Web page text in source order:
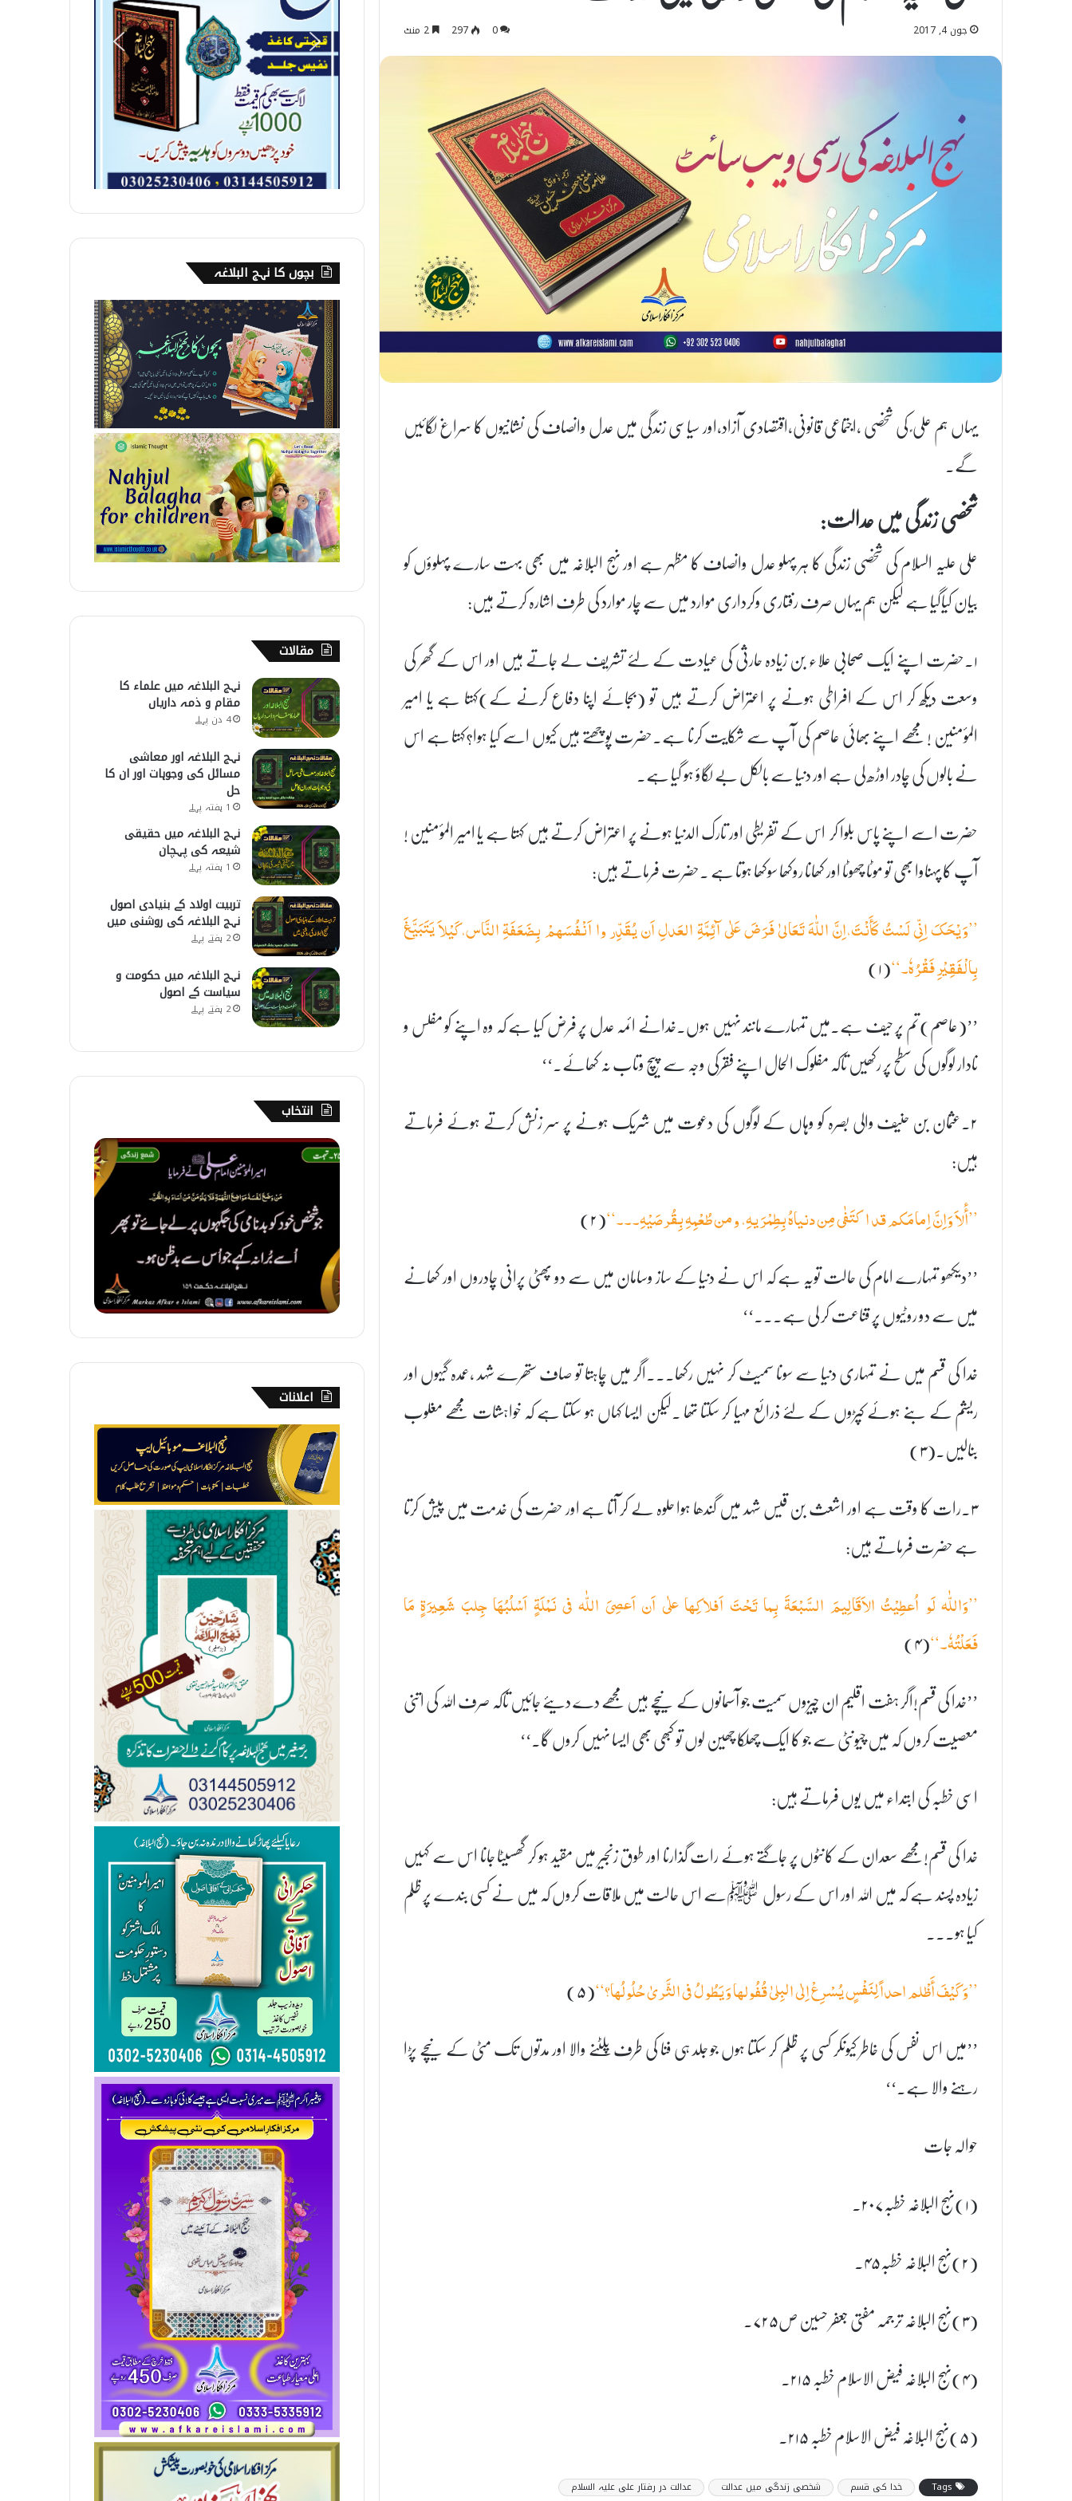
جون 4, 2017 0
297
یہاں ہم علی ؑ کی شخصی ،اجتماعی قانونی،اقتصادی آزاد،اور سیاسی زندگی میں عدل وانصاف کی نشانیوں کا سراغ لگائیں
گے۔
شخصی زندگی میں عدالت:
علی علیہ السلام کی شخصی زندگی کا ہر پہلو عدل وانصاف کا مظہر ہے اور نہج البلاغہ میں بھی بہت سارے پہلوؤں کو
بیان کیاگیا ہے لیکن ہم یہاں صرف رفتاری وکرداری موارد میں سے چار موارد کی طرف اشارہ کرتے ہیں:
۱۔حضرت اپنے ایک صحابی علاء بن زیادہ حارثی کی عیادت کے لئے تشریف لے جاتے ہیں اور اس کے گھر کی
وسعت دیکھ کر اس کے افراطی ہونے پر اعتراض کرتے ہیں تو (بجائے اپنا دفاع کرنے کے)کہتا ہے یا امیر
المؤمنین ! مجھے اپنے بھائی عاصم کی آپ سے شکایت کرنا ہے۔حضرت پوچھتے ہیں کیوں اسے کیا ہوا؟کہتا ہے اس
نے بالوں کی چادر اوڑھ لی ہے اور دنیا سے بالکل بے لگاؤ ہو گیا ہے۔
حضرت اسے اپنے پاس بلوا کر اس کے تفریطی اور تارک الدنیا ہونے پر اعتراض کرتے ہیں کہتا ہے یا امیر المؤمنین !
آپ کا پہناوا بھی تو موٹا چھوٹا اور کھانا روکھا سوکھا ہوتا ہے ۔حضرت فرماتے ہیں:
’’وَیْحَکَ اِنِّی لَسْتُ کَأَنْتَ،اِنَّ اللّٰہَ تَعَالیٰ فَرَضَ عَلٰی آئِمَّۃِ العَدلِ اَن یُقَدِّر وا اَنْفُسَھمْ بِضَعَفَۃِ النَّاس،کَیْلاَ یَتَبَیَّغَ
بِالْفَقِیْرِ فَقْرُہٗ۔‘‘(۱)
’’(عاصم)تم پر حیف ہے۔میں تمہارے مانند نہیں ہوں۔خدانے ائمہ عدل پر فرض کیا ہے کہ وہ اپنے کو مفلس و
نادار لوگوں کی سطح پر رکھیں تاکہ مفلوک الحال اپنے فقرکی وجہ سے پیچ وتاب نہ کھائے۔‘‘
۲۔عثمان بن حنیف والی بصرہ کو وہاں کے لوگوں کی دعوت میں شریک ہونے پر سر زنش کرتے ہوئے فرماتے
ہیں:
’’أٔلاَ وَاِنَّ اِمامَکم قد اکتَفٰی مِن دنیاہُ بِطِمْرَیہِ، ومن طُعْمِہِ بِقُرصَیْہِ۔۔۔‘‘(۲)
’’دیکھو تمہارے امام کی حالت تویہ ہے کہ اس نے دنیا کے ساز وسامان میں سے دو پھٹی پرانی چادروں اور کھانے
میں سے دو روٹیوں پر قناعت کر لی ہے۔۔۔‘‘
خدا کی قسم میں نے تمہاری دنیا سے سونا سمیٹ کر نہیں رکھا۔۔۔اگر میں چاہتا تو صاف ستھرے شہد ،عمدہ گیہوں اور
ریشم کے بنے ہوئے کپڑوں کے لئے ذرائع مہیا کر سکتا تھا ۔لیکن ایسا کہاں ہو سکتا ہے کہ خواہشات مجھے مغلوب
بنالیں۔(۳)
۳۔رات کا وقت ہے اور اشعث بن قیس شہد میں گندھا ہوا حلوہ لے کر آتا ہے اور حضرت کی خدمت میں پیش کرتا
ہے حضرت فرماتے ہیں:
’’وَاللّٰہ لَو اُعطِیْتُ الاَقَالِیمَ السَّبْعَۃَ بِما تَحْتَ اَفلاکِھا علٰی اَن اَعصِیَ اللّٰہ فی نَمْلَۃٍ اَسْلُبُھَا جِلبَ شَعِیرَۃٍ مَا
فَعَلْتُہٗ۔‘‘(۴)
’’خدا کی قسم!اگر ہفت اقلیم ان چیزوں سمیت جو آسمانوں کے نیچے ہیں مجھے دے دیئے جائیں تاکہ صرف اللہ کی اتنی
معصیت کروں کہ میں چیونٹی سے جو کا ایک چھلکا چھین لوں تو کبھی بھی ایسا نہیں کروں گا۔‘‘
اسی خطبہ کی ابتداء میں یوں فرماتے ہیں:
خدا کی قسم!مجھے سعدان کے کانٹوں پر جاگتے ہوئے رات گذارنا اور طوق زنجیر میں مقید ہو کر گھسیٹا جانا اس سے کہیں
زیادہ پسند ہے کہ میں اللہ اور اس کے رسول ﷺسے اس حالت میں ملاقات کروں کہ میں نے کسی بندے پر ظلم
کیا ہو۔۔۔
’’وَکَیْفَ أَظْلم احداً لِنَفْسٍ یُسْرِعْ اِلٰی البِلیٰ قُفُولھا وَیَطُولُ فی الثَّریٰ حُلُولُھا؟‘‘(۵)
’’میں اس نفس کی خاطر کیونکر کسی پر ظلم کر سکتا ہوں جو جلد ہی فنا کی طرف پلٹنے والا اور مدتوں تک مٹی کے نیچے پڑا
رہنے والا ہے۔‘‘
حوالہ جات
(۱)نہج البلاغہ خطبہ۲۰۷۔
(۲)نہج البلاغہ خطبہ۴۵۔
(۳)نہج البلاغہ ترجمہ مفتی جعفر حسین ص۷۲۵۔
(۴)نہج البلاغہ فیض الاسلام خطبہ ۲۱۵۔
(۵)نہج البلاغہ فیض الاسلام خطبہ ۲۱۵۔
خدا کی قسم شخصی زندگی میں عدالت عدالت در رفتار علی علیہ السلام
بچوں کا نہج البلاغہ
مقالات
نہج البلاغہ میں علماء کا
مقام و ذمہ داریاں
4 دن پہلے
نہج البلاغہ اور معاشی
مسائل کی وجوہات اور ان کا
حل
1 ہفتہ پہلے
نہج البلاغہ میں حقیقی
شیعہ کی پہچان
1 ہفتہ پہلے
تربیت اولاد کے بنیادی اصول
نہج البلاغہ کی روشنی میں
2 ہفتے پہلے
نہج البلاغہ میں حکومت و
سیاست کے اصول
2 ہفتے پہلے
انتخاب
2
5
م
ت
اعلانات